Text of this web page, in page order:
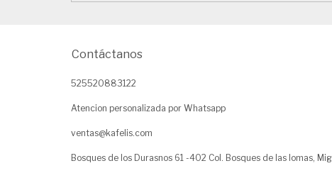
Contáctanos
525520883122
Atencion personalizada por Whatsapp
ventas@kafelis.com
Bosques de los Durasnos 61 -402 Col. Bosques de las lomas,